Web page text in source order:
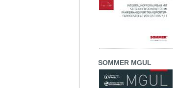
SOMMER MGUL